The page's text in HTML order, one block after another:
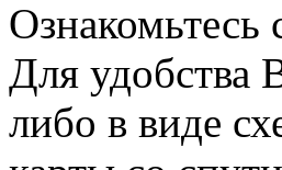
Ознакомьтесь
Для удобства
либо в виде